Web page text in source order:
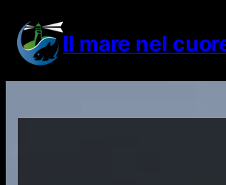
contenuto Il mare nel